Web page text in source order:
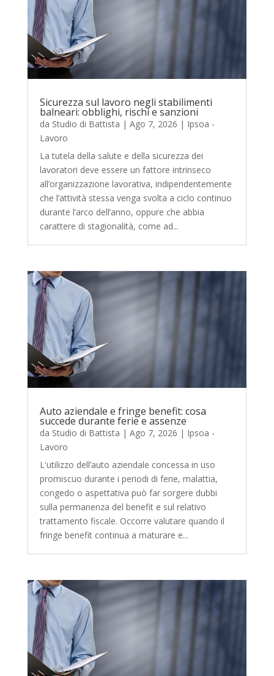
Sicurezza sul lavoro negli stabilimenti
balneari: obblighi, rischi e sanzioni
da Studio di Battista | Ago 7, 2026 | Ipsoa -
Lavoro
La tutela della salute e della sicurezza dei
lavoratori deve essere un fattore intrinseco
all’organizzazione lavorativa, indipendentemente
che l’attività stessa venga svolta a ciclo continuo
durante l’arco dell’anno, oppure che abbia
carattere di stagionalità, come ad...
Auto aziendale e fringe benefit: cosa
succede durante ferie e assenze
da Studio di Battista | Ago 7, 2026 | Ipsoa -
Lavoro
L'utilizzo dell’auto aziendale concessa in uso
promiscuo durante i periodi di ferie, malattia,
congedo o aspettativa può far sorgere dubbi
sulla permanenza del benefit e sul relativo
trattamento fiscale. Occorre valutare quando il
fringe benefit continua a maturare e...